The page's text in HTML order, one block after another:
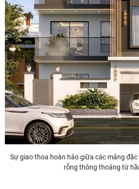
Sự giao thoa hoàn hảo giữa các mảng
rỗng thông thoáng từ